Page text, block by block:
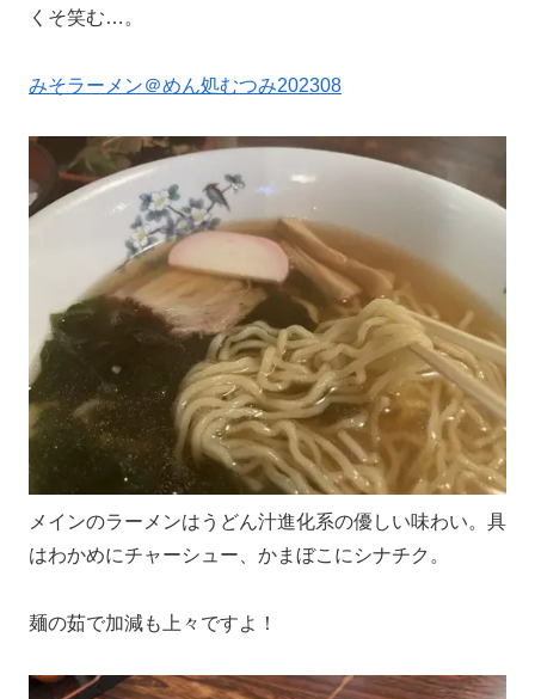
くそ笑む…。
みそラーメン＠めん処むつみ202308
メインのラーメンはうどん汁進化系の優しい味わい。具
はわかめにチャーシュー、かまぼこにシナチク。
麺の茹で加減も上々ですよ！